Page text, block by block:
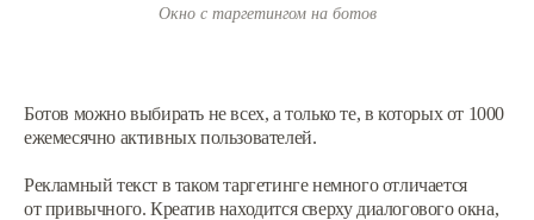
Окно с таргетингом на ботов
Ботов можно выбирать не всех, а только те, в которых от 1000
ежемесячно активных пользователей.
Рекламный текст в таком таргетинге немного отличается
от привычного. Креатив находится сверху диалогового окна,